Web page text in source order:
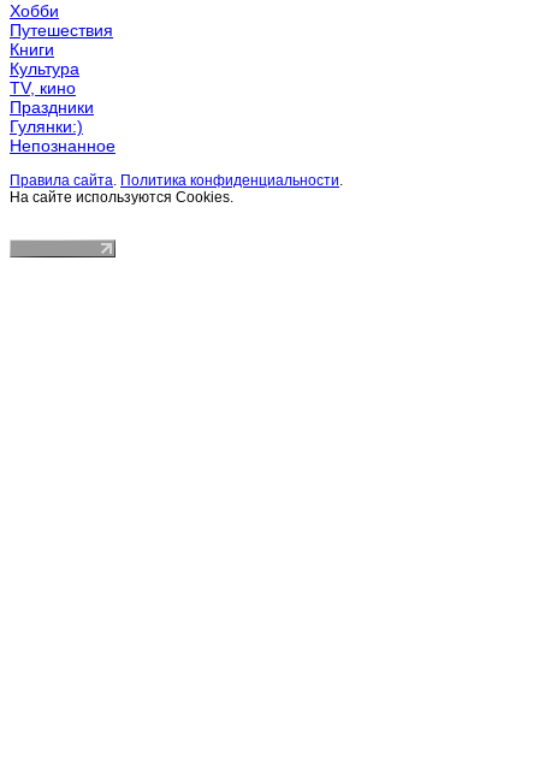
Хобби
Путешествия
Книги
Культура
TV, кино
Праздники
Гулянки:)
Непознанное
Правила сайта. Политика конфиденциальности.
На сайте используются Cookies.